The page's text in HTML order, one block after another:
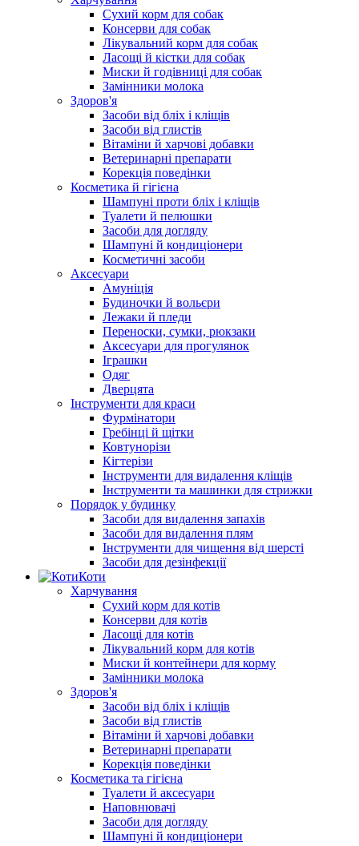
Сухий корм для собак
Консерви для собак
Лікувальний корм для собак
Ласощі й кістки для собак
Миски й годівниці для собак
Замінники молока
Здоров'я
Засоби від бліх і кліщів
Засоби від глистів
Вітаміни й харчові добавки
Ветеринарні препарати
Корекція поведінки
Косметика й гігієна
Шампуні проти бліх і кліщів
Туалети й пелюшки
Засоби для догляду
Шампуні й кондиціонери
Косметичні засоби
Аксесуари
Амуніція
Будиночки й вольєри
Лежаки й пледи
Переноски, сумки, рюкзаки
Аксесуари для прогулянок
Іграшки
Одяг
Дверцята
Інструменти для краси
Фурмінатори
Гребінці й щітки
Ковтунорізи
Кігтерізи
Інструменти для видалення кліщів
Інструменти та машинки для стрижки
Порядок у будинку
Засоби для видалення запахів
Засоби для видалення плям
Інструменти для чищення від шерсті
Засоби для дезінфекції
Коти
Харчування
Сухий корм для котів
Консерви для котів
Ласощі для котів
Лікувальний корм для котів
Миски й контейнери для корму
Замінники молока
Здоров'я
Засоби від бліх і кліщів
Засоби від глистів
Вітаміни й харчові добавки
Ветеринарні препарати
Корекція поведінки
Косметика та гігієна
Туалети й аксесуари
Наповнювачі
Засоби для догляду
Шампуні й кондиціонери